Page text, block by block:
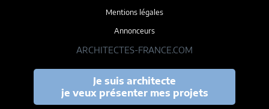
Mentions légales
Annonceurs
ARCHITECTES-FRANCE.COM
Je suis architecte
je veux présenter mes projets